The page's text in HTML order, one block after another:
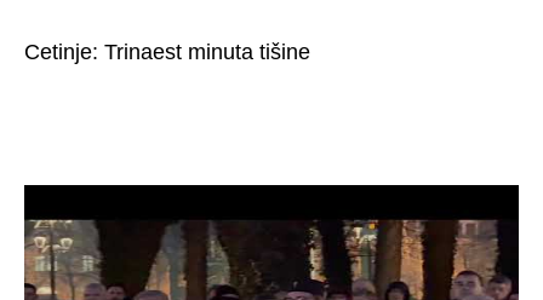
Cetinje: Trinaest minuta tišine